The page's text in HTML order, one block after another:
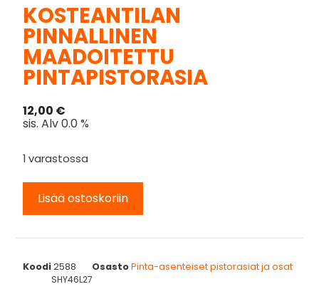
KOSTEANTILAN
PINNALLINEN
MAADOITETTU
PINTAPISTORASIA
12,00 €
sis. Alv 0.0 %
1 varastossa
Lisää ostoskoriin
Koodi2588 OsastoPinta-asenteiset pistorasiat ja osat
SHY46L27